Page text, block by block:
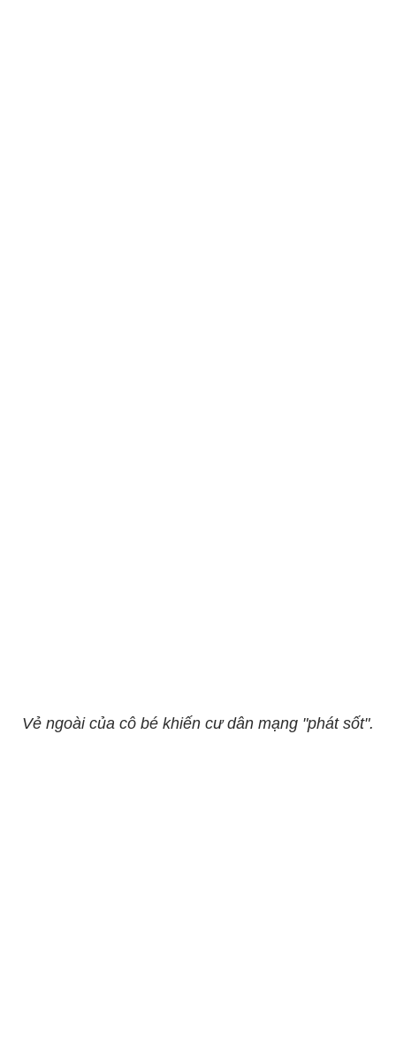
Vẻ ngoài của cô bé khiến cư dân mạng "phát sốt".